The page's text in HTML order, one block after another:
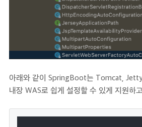
아래와 같이 SpringBoot는 Tomcat,
내장 WAS로 쉽게 설정할 수 있게 지원하